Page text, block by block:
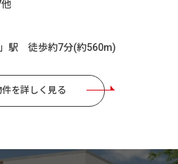
駅 徒歩約7分(約560m)
件を詳しく見る